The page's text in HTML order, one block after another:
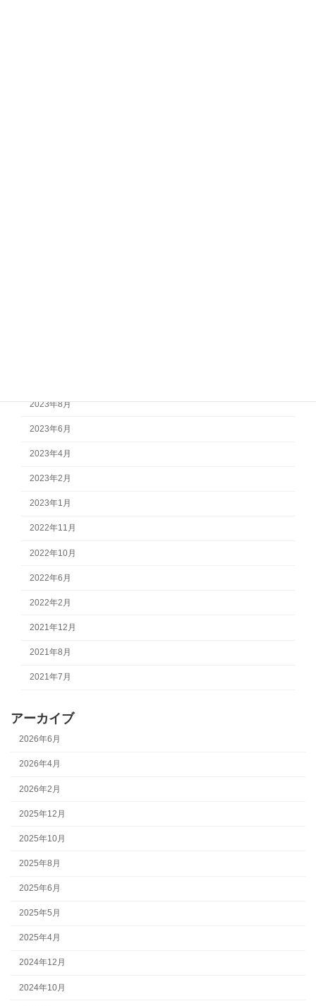
2023年8月
2023年6月
2023年4月
2023年2月
2023年1月
2022年11月
2022年10月
2022年6月
2022年2月
2021年12月
2021年8月
2021年7月
アーカイブ
2026年6月
2026年4月
2026年2月
2025年12月
2025年10月
2025年8月
2025年6月
2025年5月
2025年4月
2024年12月
2024年10月